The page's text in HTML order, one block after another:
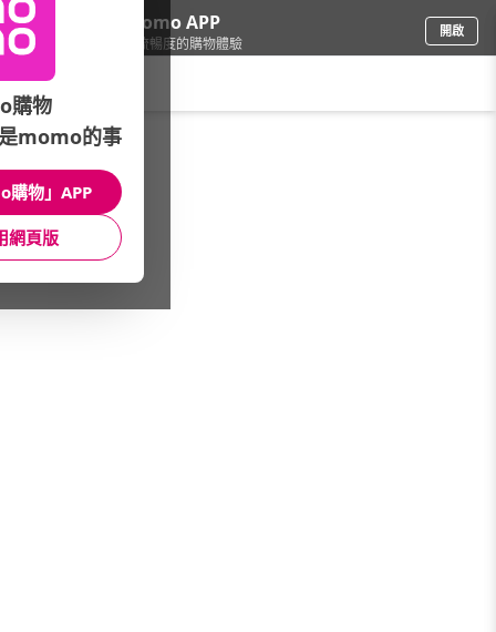
下載momo APP
給你3倍流暢度的購物體驗
開啟
母嬰玩具/童裝/主題分類活動
館長推薦 月銷量
購物
momo的事
購物」APP
網頁版